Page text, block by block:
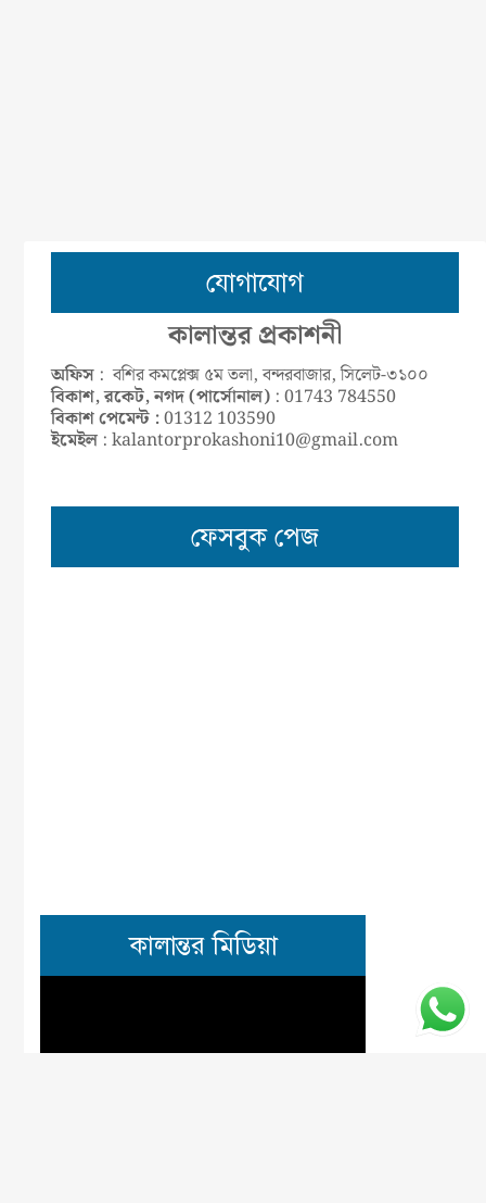
যোগাযোগ
কালান্তর প্রকাশনী
অফিস : বশির কমপ্লেক্স ৫ম তলা, বন্দরবাজার, সিলেট-৩১০০
বিকাশ, রকেট, নগদ (পার্সোনাল) : 01743 784550
বিকাশ পেমেন্ট :01312 103590
ইমেইল : kalantorprokashoni10@gmail.com
ফেসবুক পেজ
কালান্তর মিডিয়া